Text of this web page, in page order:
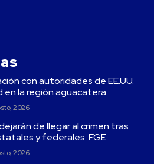
con autoridades de EE.UU.
la región aguacatera
2026
de llegar al crimen tras
y federales: FGE
2026